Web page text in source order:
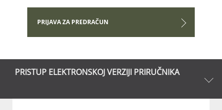
PRIJAVA ZA PREDRAČUN
PRISTUP ELEKTRONSKOJ VERZIJI PRIRUČNIKA